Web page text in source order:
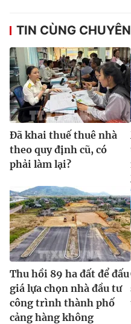
Email:toasoan@vtv.vn
024-
® Cấm sao chép dưới mọi
thuận bằng văn bản. Ghi rõ
thông tin từ website này.
TIN CÙNG
Đã khai thuế thuê nhà
theo quy định cũ, có
phải làm lại?
Thu hồi 89 ha đất để đấu
giá lựa chọn nhà đầu tư
công trình thành phố
cảng hàng không